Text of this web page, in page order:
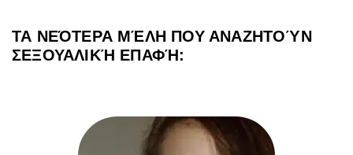
ΤΑ ΝΕΌΤΕΡΑ ΜΈΛΗ ΠΟΥ ΑΝΑΖΗΤΟΎΝ
ΣΕΞΟΥΑΛΙΚΉ ΕΠΑΦΉ: